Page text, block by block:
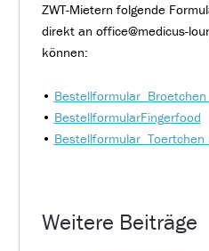
ZWT-Mietern folgende
direkt an office@medicus-
können:
•
• BestellformularFingerfood
•
Weitere Beiträge